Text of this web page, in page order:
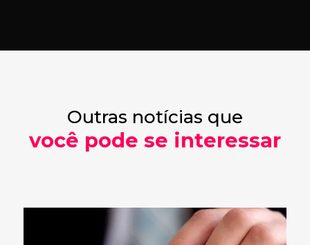
Outras notícias que
você pode se interessar